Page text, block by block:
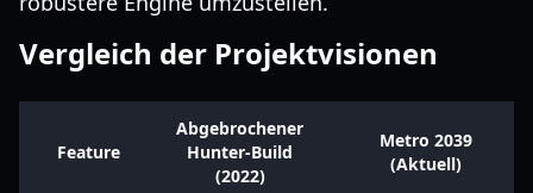
Vergleich der Projektvisionen
Feature
Abgebrochener
Hunter-Build
(2022)
Metro 2039
(Aktuell)